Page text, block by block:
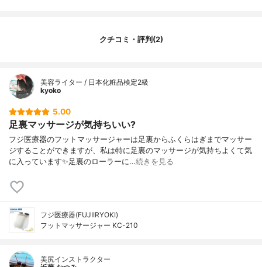
クチコミ・評判(2)
美容ライター / 日本化粧品検定2級
kyoko
5.00
足裏マッサージが気持ちいい?
フジ医療器のフットマッサージャーは足裏からふくらはぎまでマッサー
ジすることができますが、私は特に足裏のマッサージが気持ちよくて気
に入っています✨足裏のローラーに…続きを見る
フジ医療器(FUJIIRYOKI)
フットマッサージャー KC-210
美尻インストラクター